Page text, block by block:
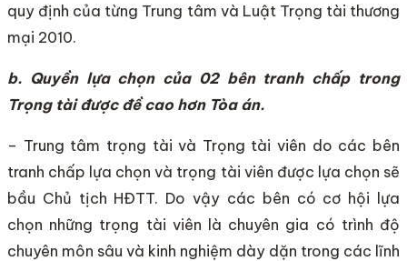
quy định của từng Trung tâm và Luật Trọng tài thương
mại 2010.
b. Quyền lựa chọn của 02 bên tranh chấp trong
Trọng tài được đề cao hơn Tòa án.
– Trung tâm trọng tài và Trọng tài viên do các bên
tranh chấp lựa chọn và trọng tài viên được lựa chọn sẽ
bầu Chủ tịch HĐTT. Do vậy các bên có cơ hội lựa
chọn những trọng tài viên là chuyên gia có trình độ
chuyên môn sâu và kinh nghiệm dày dặn trong các lĩnh